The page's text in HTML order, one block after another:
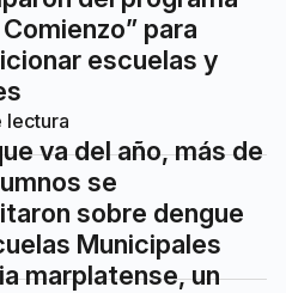
Comienzo” para
escuelas y
lectura
va del año, más de
se
sobre dengue
Municipales
marplatense, un